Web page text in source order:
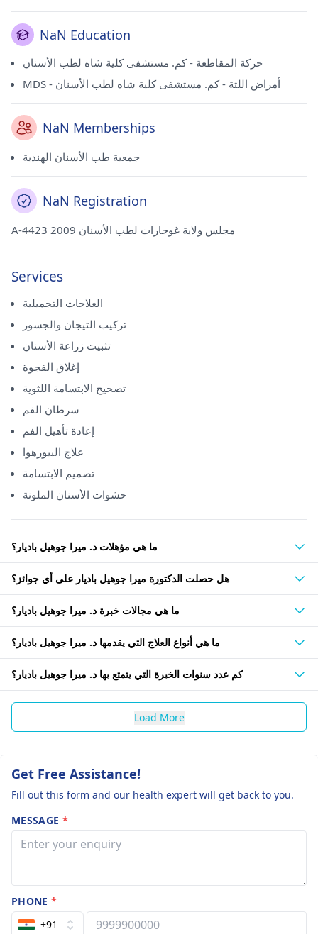
NaN Education
حركة المقاطعة - كم. مستشفى كلية شاه لطب الأسنان
MDS - أمراض اللثة - كم. مستشفى كلية شاه لطب الأسنان
NaN Memberships
جمعية طب الأسنان الهندية
NaN Registration
A-4423 مجلس ولاية غوجارات لطب الأسنان 2009
Services
العلاجات التجميلية
تركيب التيجان والجسور
تثبيت زراعة الأسنان
إغلاق الفجوة
تصحيح الابتسامة اللثوية
سرطان الفم
إعادة تأهيل الفم
علاج البيورهوا
تصميم الابتسامة
حشوات الأسنان الملونة
ما هي مؤهلات د. ميرا جوهيل باديار؟
هل حصلت الدكتورة ميرا جوهيل باديار على أي جوائز؟
ما هي مجالات خبرة د. ميرا جوهيل باديار؟
ما هي أنواع العلاج التي يقدمها د. ميرا جوهيل باديار؟
كم عدد سنوات الخبرة التي يتمتع بها د. ميرا جوهيل باديار؟
Load More
Get Free Assistance!
Fill out this form and our health expert will get back to you.
MESSAGE *
PHONE*
+91